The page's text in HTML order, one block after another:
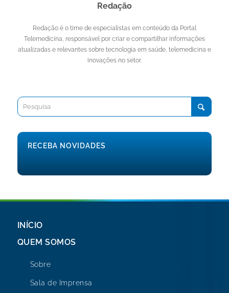
Redação
Redação é o time de especialistas em conteúdo da Portal
Telemedicina, responsável por criar e compartilhar informações
atualizadas e relevantes sobre tecnologia em saúde, telemedicina e
inovações no setor.
RECEBA NOVIDADES
INÍCIO
QUEM SOMOS
Sobre
Sala de Imprensa